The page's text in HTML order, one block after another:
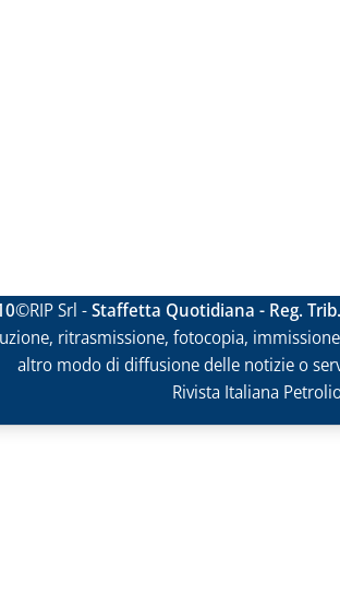
©RIP Srl -Staffetta Quotidiana - Reg.
ritrasmissione, fotocopia,
altro modo di diffusione delle notizie o
Rivista Italiana